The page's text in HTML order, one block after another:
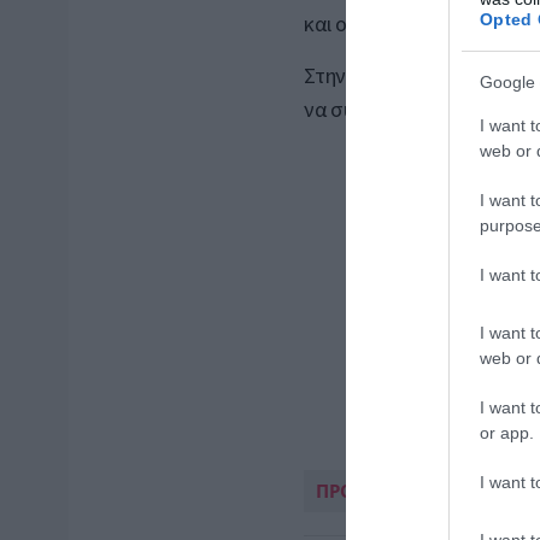
Opted
Google
I want
web or
I want
I want
I want
web or
I want
or app.
I want
και ο αριθμός των
Στην ευρύτερη περιοχή
να συνδράμουν στις
ΠΡΟΣΦΥΓΙΚΟ